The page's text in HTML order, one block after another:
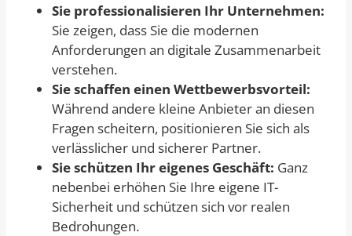
Sie professionalisieren Ihr Unternehmen:
Sie zeigen, dass Sie die modernen
Anforderungen an digitale Zusammenarbeit
verstehen.
Sie schaffen einen Wettbewerbsvorteil:
Während andere kleine Anbieter an diesen
Fragen scheitern, positionieren Sie sich als
verlässlicher und sicherer Partner.
Sie schützen Ihr eigenes Geschäft: Ganz
nebenbei erhöhen Sie Ihre eigene IT-
Sicherheit und schützen sich vor realen
Bedrohungen.